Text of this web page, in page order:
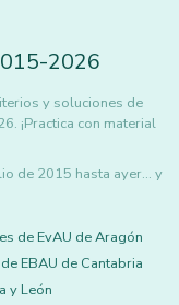
-2026
y soluciones de
¡Practica con material
de 2015 hasta ayer... y
de EvAU de Aragón
EBAU de Cantabria
y León